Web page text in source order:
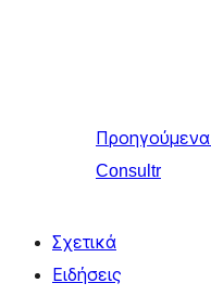
Προηγούμενα
Consultr
Σχετικά
Ειδήσεις